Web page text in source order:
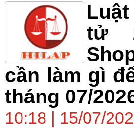
tử
cần làm gì
tháng 07/
10:18 | 15/07/